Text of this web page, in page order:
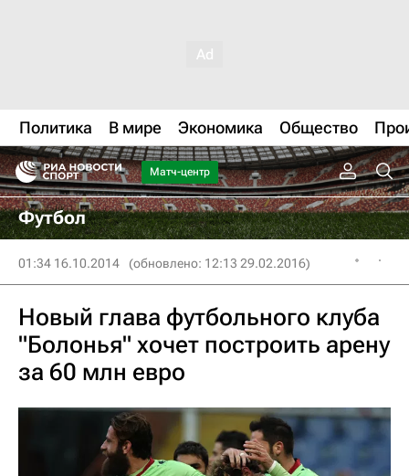
Политика В мире Экономика Общество
Матч-центр
Футбол
01:34 16.10.2014 (обновлено: 12:13 29.02.2016)
Новый глава футбольного клуба
"Болонья" хочет построить арену
за 60 млн евро